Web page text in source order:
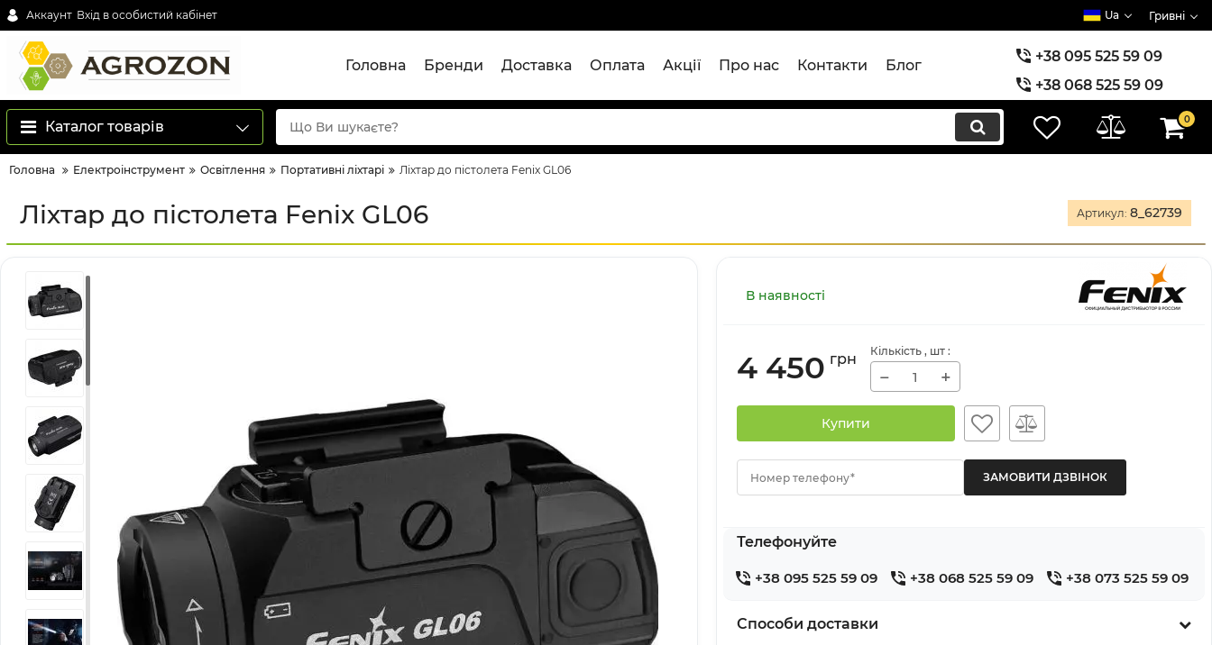
Аккаунт Вхід в особистий кабінет Ua Гривні
Головна Бренди Доставка Оплата Акції Про нас Контакти Блог
+38 095 525 59 09
+38 068 525 59 09
+38 073 525 59 09
Каталог товарів 0
Головна Електроінструмент Освітлення Портативні ліхтарі Ліхтар до пістолета Fenix GL06
Ліхтар до пістолета Fenix GL06 Артикул: 8_62739
В наявності
4 450 грн Кількість , шт :
− +
Купити
Номер телефону*
Телефонуйте
+38 095 525 59 09 +38 068 525 59 09 +38 073 525 59 09
Способи доставки